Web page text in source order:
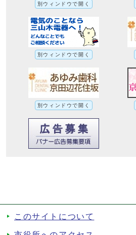
別ウィンドウで開く
別ウィンドウで開く
別ウィンドウで開く
このサイトについて